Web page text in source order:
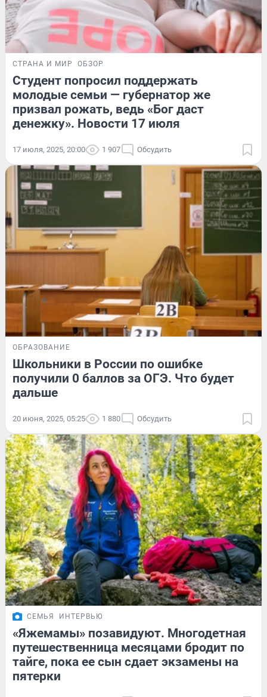
СТРАНА И МИР ОБЗОР
Студент попросил поддержать
молодые семьи — губернатор же
призвал рожать, ведь «Бог даст
денежку». Новости 17 июля
17 июля, 2025, 20:00 1 907 Обсудить
ОБРАЗОВАНИЕ
Школьники в России по ошибке
получили 0 баллов за ОГЭ. Что будет
дальше
20 июня, 2025, 05:25 1 880 Обсудить
СЕМЬЯ ИНТЕРВЬЮ
«Яжемамы» позавидуют. Многодетная
путешественница месяцами бродит по
тайге, пока ее сын сдает экзамены на
пятерки